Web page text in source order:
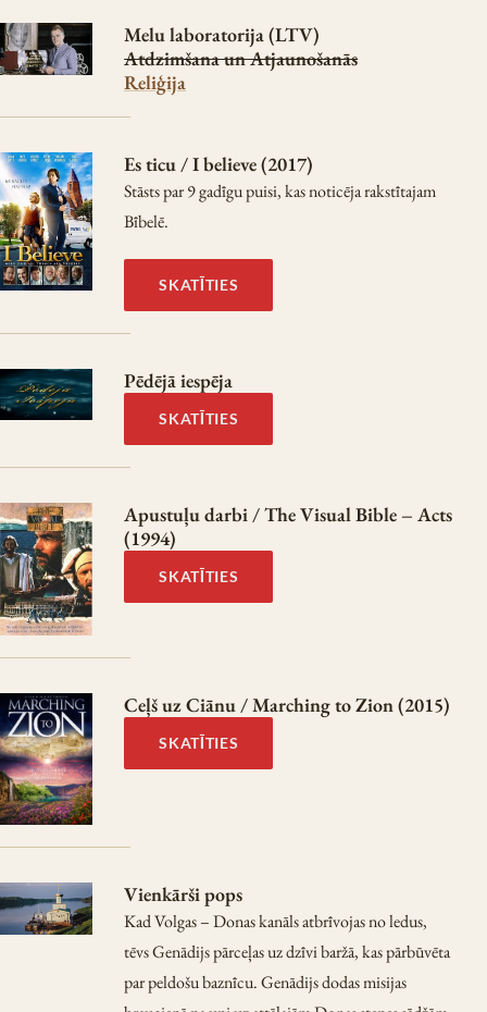
Melu laboratorija (LTV)
Atdzimšana un Atjaunošanās
Reliģija
Es ticu / I believe (2017)
Stāsts par 9 gadīgu puisi, kas noticēja rakstītajam
Bībelē.
SKATĪTIES
Pēdējā iespēja
SKATĪTIES
Apustuļu darbi / The Visual Bible – Acts
(1994)
SKATĪTIES
Ceļš uz Ciānu / Marching to Zion (2015)
SKATĪTIES
Vienkārši pops
Kad Volgas – Donas kanāls atbrīvojas no ledus,
tēvs Genādijs pārceļas uz dzīvi baržā, kas pārbūvēta
par peldošu baznīcu. Genādijs dodas misijas